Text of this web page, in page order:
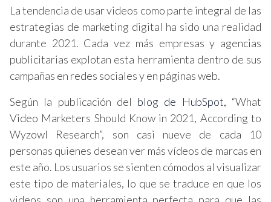
La tendencia de usar videos como parte integral de las
estrategias de marketing digital ha sido una realidad
durante 2021. Cada vez más empresas y agencias
publicitarias explotan esta herramienta dentro de sus
campañas en redes sociales y en páginas web.
Según la publicación del blog de HubSpot, “What
Video Marketers Should Know in 2021, According to
Wyzowl Research”, son casi nueve de cada 10
personas quienes desean ver más vídeos de marcas en
este año. Los usuarios se sienten cómodos al visualizar
este tipo de materiales, lo que se traduce en que los